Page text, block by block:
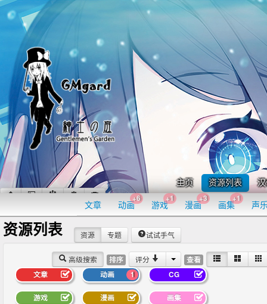
主页 资源列表
文章 动画
+6
游戏
+1
漫画
+3
画集
+1
声
资源列表
高级搜索 排序 评分 查看
资源 专题 试试手气
文章 1
动画 CG
游戏 漫画 画集